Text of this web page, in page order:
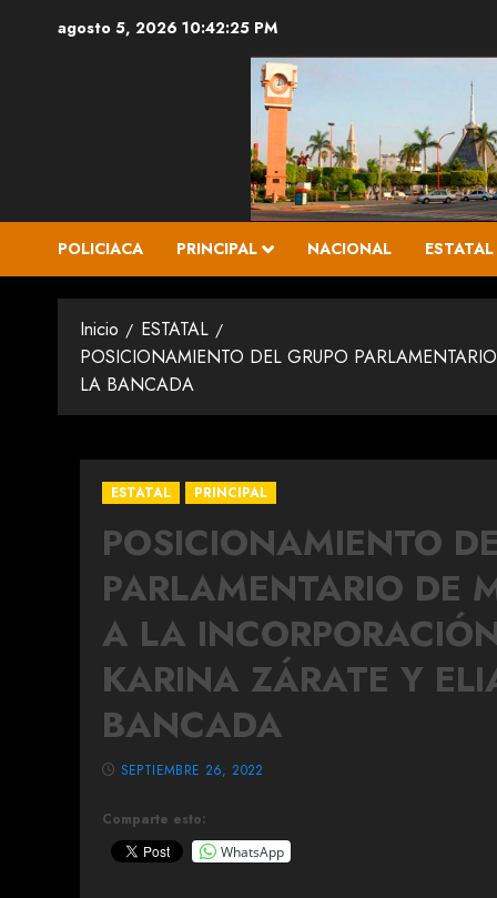
agosto 5, 2026 10:42:26 PM
POLICIACA PRINCIPAL NACIONAL ESTATAL
Inicio
ESTATAL
POSICIONAMIENTO DEL GRUPO
LA BANCADA
ESTATAL PRINCIPAL
POSICIONAMIENTO
PARLAMENTARIO DE
A LA
KARINA ZÁRATE Y
BANCADA
Comparte esto:
WhatsApp
SEPTIEMBRE 26, 2022